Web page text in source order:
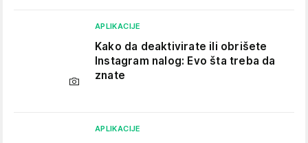
APLIKACIJE
Kako da deaktivirate ili obrišete
Instagram nalog: Evo šta treba da
znate
APLIKACIJE